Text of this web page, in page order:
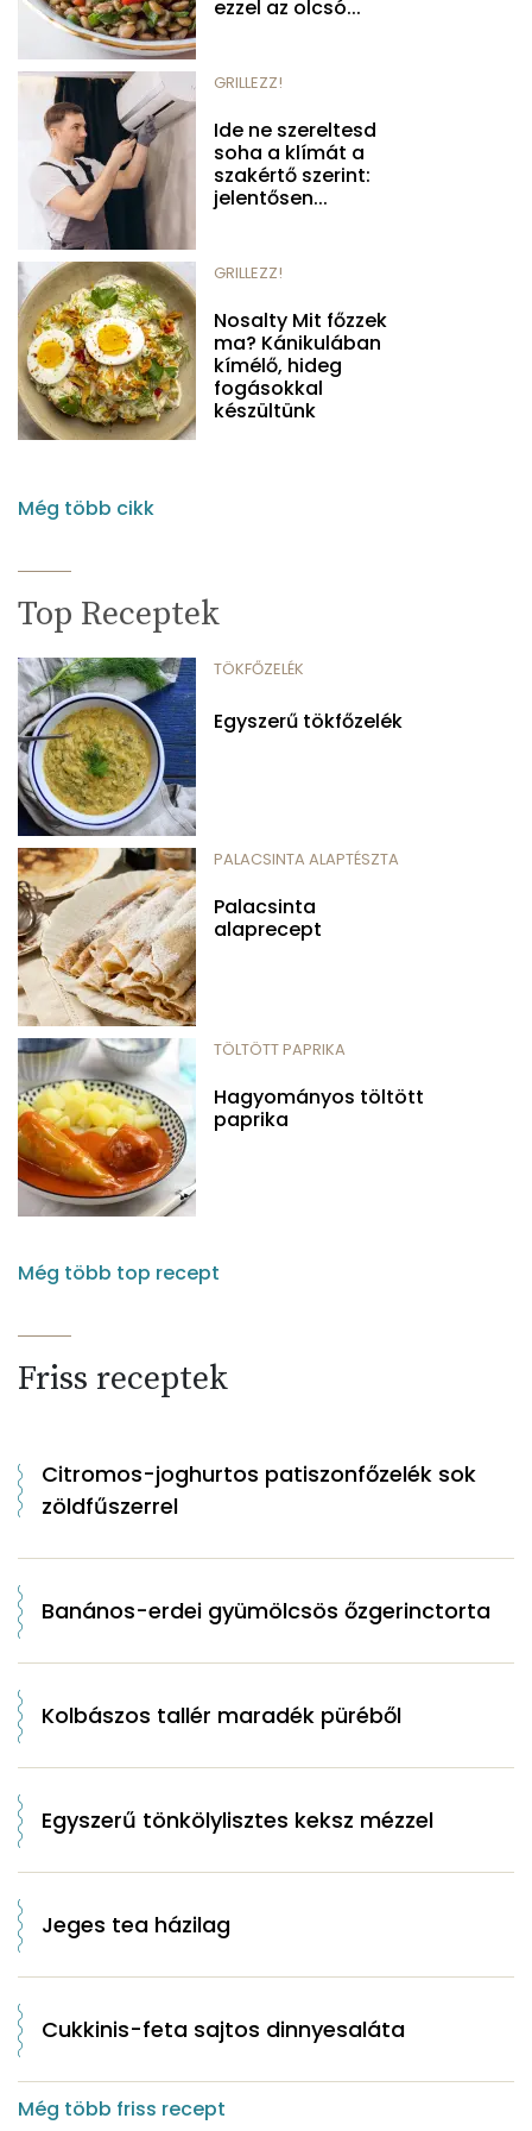
ezzel az olcsó...
GRILLEZZ!
Ide ne szereltesd
soha a klímát a
szakértő szerint:
jelentősen...
GRILLEZZ!
Nosalty Mit főzzek
ma? Kánikulában
kímélő, hideg
fogásokkal
készültünk
Még több cikk
Top Receptek
TÖKFŐZELÉK
Egyszerű tökfőzelék
PALACSINTA ALAPTÉSZTA
Palacsinta
alaprecept
TÖLTÖTT PAPRIKA
Hagyományos töltött
paprika
Még több top recept
Friss receptek
Citromos-joghurtos patiszonfőzelék sok
zöldfűszerrel
Banános-erdei gyümölcsös őzgerinctorta
Kolbászos tallér maradék püréből
Egyszerű tönkölylisztes keksz mézzel
Jeges tea házilag
Cukkinis-feta sajtos dinnyesaláta
Még több friss recept